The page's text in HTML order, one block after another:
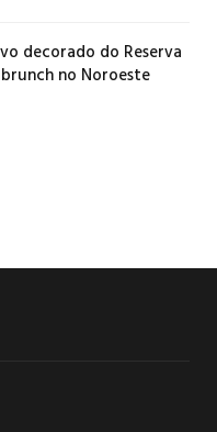
decorado do Reserva
no Noroeste